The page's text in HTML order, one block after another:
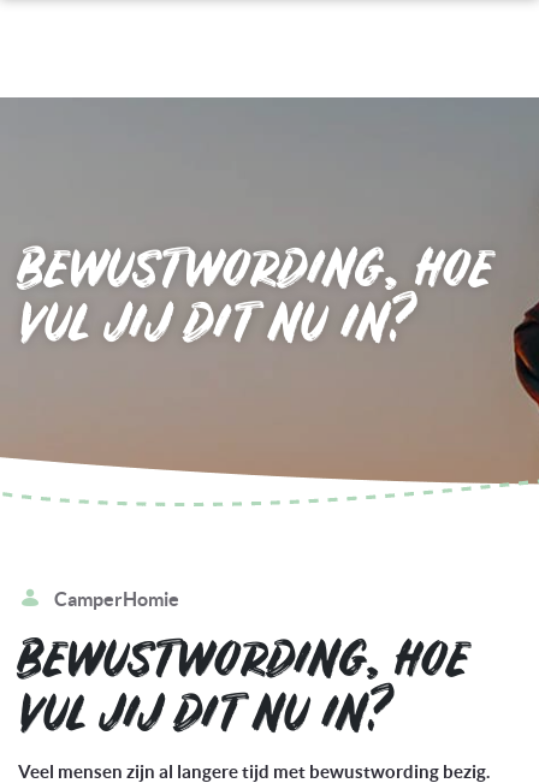
BEWUSTWORDING, HOE
VUL JIJ DIT NU IN?
CamperHomie
BEWUSTWORDING, HOE
VUL JIJ DIT NU IN?
Veel mensen zijn al langere tijd met bewustwording bezig.